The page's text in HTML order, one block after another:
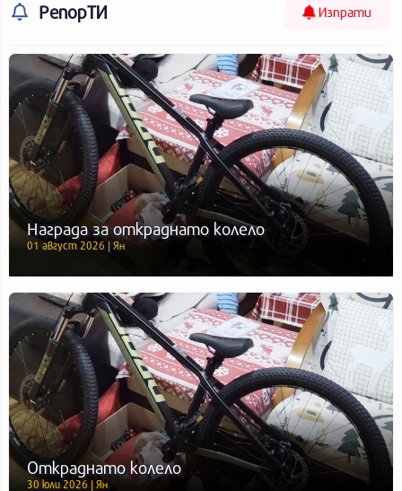
РепорТИ Изпрати
Награда за откраднато колело
01 август 2026 | Ян
Откраднато колело
30 юли 2026 | Ян